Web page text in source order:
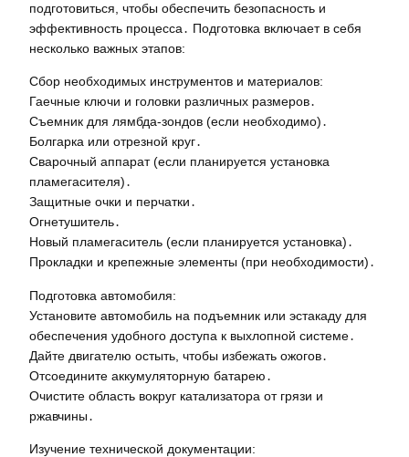
подготовиться, чтобы обеспечить безопасность и
эффективность процесса․ Подготовка включает в себя
несколько важных этапов:
Сбор необходимых инструментов и материалов:
Гаечные ключи и головки различных размеров․
Съемник для лямбда-зондов (если необходимо)․
Болгарка или отрезной круг․
Сварочный аппарат (если планируется установка
пламегасителя)․
Защитные очки и перчатки․
Огнетушитель․
Новый пламегаситель (если планируется установка)․
Прокладки и крепежные элементы (при необходимости)․
Подготовка автомобиля:
Установите автомобиль на подъемник или эстакаду для
обеспечения удобного доступа к выхлопной системе․
Дайте двигателю остыть, чтобы избежать ожогов․
Отсоедините аккумуляторную батарею․
Очистите область вокруг катализатора от грязи и
ржавчины․
Изучение технической документации: